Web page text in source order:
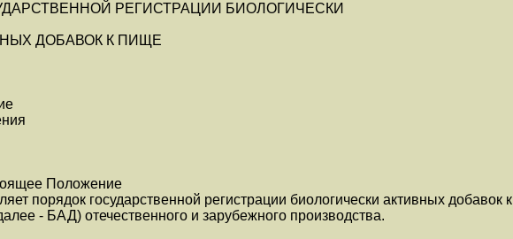
РЕГИСТРАЦИИ БИОЛОГИЧЕСКИ
ДОБАВОК К ПИЩЕ
Положение
порядок государственной регистрации биологически активных добавок к
- БАД) отечественного и зарубежного производства.